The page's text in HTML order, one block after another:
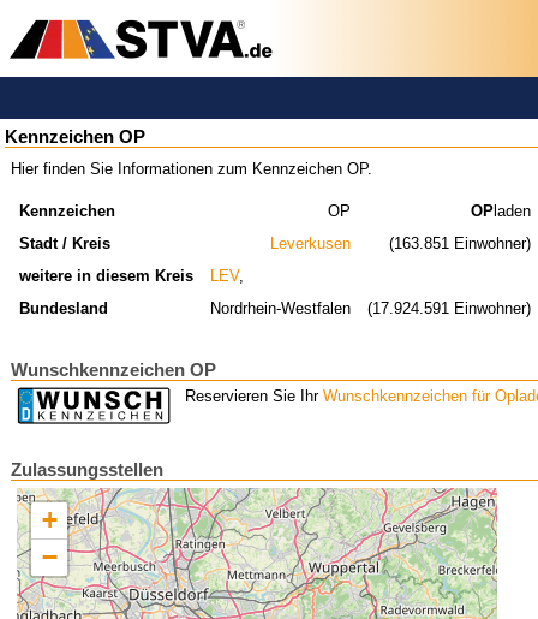
Kennzeichen OP
Hier finden Sie Informationen zum Kennzeichen OP.
Kennzeichen OP OPladen
Stadt / Kreis
Leverkusen
(163.851 Einwohner)
weitere in diesem Kreis
LEV,
Bundesland
Nordrhein-Westfalen (17.924.591 Einwohner)
Wunschkennzeichen OP
Reservieren Sie Ihr Wunschkennzeichen für
Zulassungsstellen
+
−